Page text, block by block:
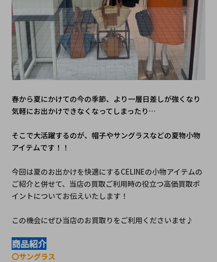
春から夏にかけての今の季節、より一層日差しが強くなり
気軽にお出かけできなくなってしまったり…
そこで大活躍するのが、帽子やサングラスなどの夏物小物
アイテムです！！
今回は夏のお出かけを快適にするCELINEの小物アイテムの
ご紹介と併せて、当店の買取ご利用時の役立つ高価買取ポ
イントについてお伝えいたします！
この機会にぜひ当店のお買取りをご利用くださいませ♪
商品紹介
〇サングラス